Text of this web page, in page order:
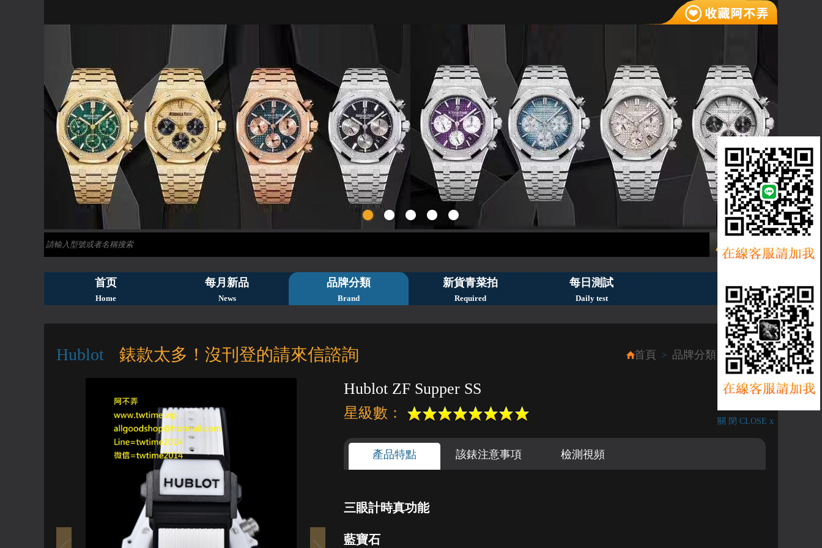
1 2 3
首页
Home
每月新品
News
品牌分類
Brand
新貨青菜拍
Required
每日測試
Daily test
首頁 > 品牌分類 > Hublot
Hublot 錶款太多！沒刊登的請來信諮詢
Hublot ZF Supper SS
星級數：
產品特點 該錶注意事項 檢測視頻
三眼計時真功能
藍寶石
關 閉 CLOSE x